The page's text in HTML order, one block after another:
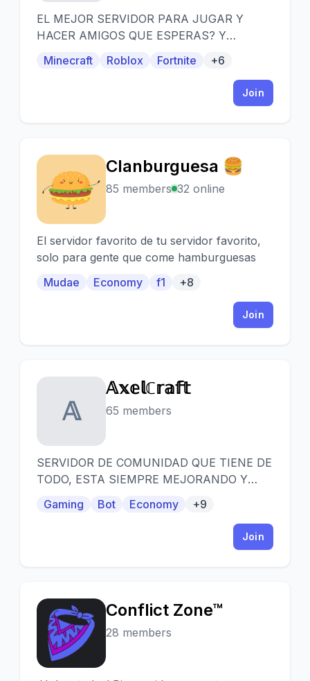
EL MEJOR SERVIDOR PARA JUGAR Y
HACER AMIGOS QUE ESPERAS? Y
Minecraft Roblox Fortnite +6
Join
C
Clanburguesa 🍔
85 members 32 online
El servidor favorito de tu servidor favorito,
solo para gente que come hamburguesas
Mudae
Economy f1 +8
Join
𝔸
𝔸𝕩𝕖𝕝ℂ𝕣𝕒𝕗𝕥
65 members
SERVIDOR DE COMUNIDAD QUE TIENE DE
TODO, ESTA SIEMPRE MEJORANDO Y
Gaming Bot Economy +9
Join
C
Conflict Zone™
28 members